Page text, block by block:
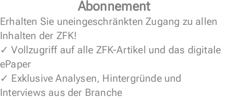
Abonnement
Erhalten Sie uneingeschränkten Zugang zu allen
Inhalten der ZFK!
✓ Vollzugriff auf alle ZFK-Artikel und das digitale
ePaper
✓ Exklusive Analysen, Hintergründe und
Interviews aus der Branche